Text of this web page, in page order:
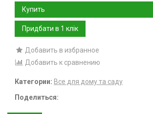
Купить
Добавить в избранное
Добавить к сравнению
Категории: Все для дому та саду
Поделиться: